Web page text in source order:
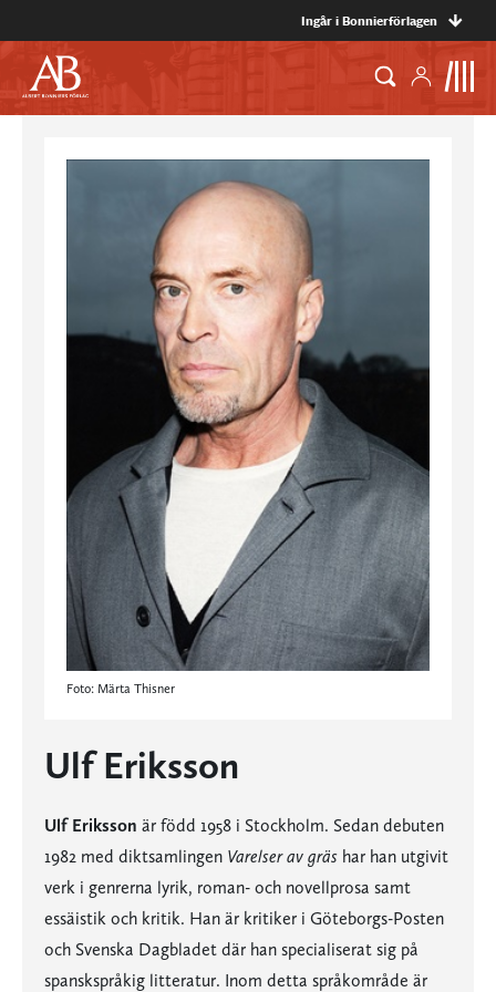
Ingår i Bonnierförlagen
Foto: Märta Thisner
Ulf Eriksson
Ulf Eriksson är född 1958 i Stockholm. Sedan debuten
1982 med diktsamlingen Varelser av gräs har han utgivit
verk i genrerna lyrik, roman- och novellprosa samt
essäistik och kritik. Han är kritiker i Göteborgs-Posten
och Svenska Dagbladet där han specialiserat sig på
spanskspråkig litteratur. Inom detta språkområde är